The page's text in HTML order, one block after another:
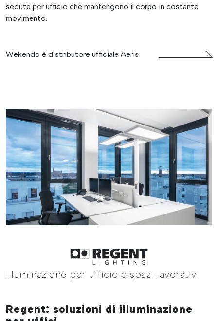
sedute per ufficio che mantengono il corpo in costante
movimento.
Wekendo è distributore ufficiale Aeris
Illuminazione per ufficio e spazi lavorativi
Regent: soluzioni di illuminazione